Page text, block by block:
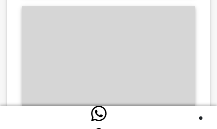
إملك زمام شهيتك